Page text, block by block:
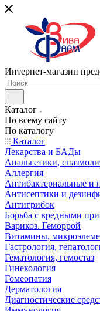
Интернет-магазин
Каталог
По всему сайту
По каталогу
Каталог
Лекарства и БАДы
Анальгетики,
Аллергия
Антибактериальные и
Антисептики и
Антигрибок
Борьба с вредными
Варикоз. Геморрой
Витамины,
Гастрология,
Гематология, гемостаз
Гинекология
Гомеопатия
Дерматология
Диагностические